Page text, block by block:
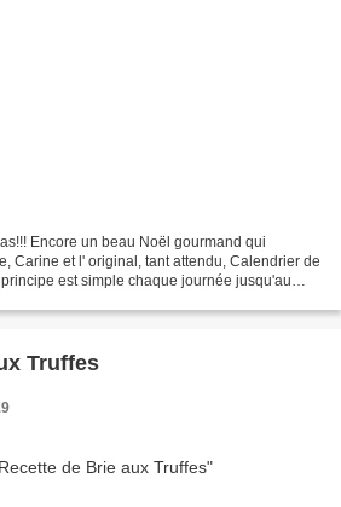
Encore un beau Noël gourmand qui
Carine et l' original, tant attendu, Calendrier de
est simple chaque journée jusqu'au
Truffes